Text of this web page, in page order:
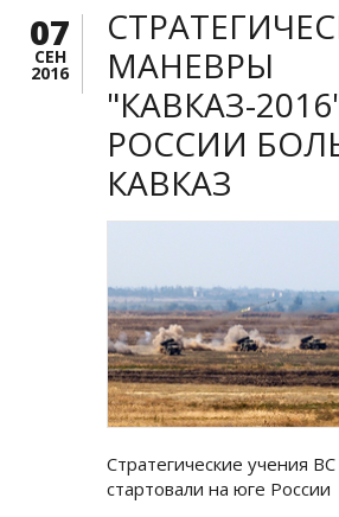
07
СЕН
2016
МАНЕВРЫ
"КАВКАЗ-
РОССИИ
КАВКАЗ
Стратегические учения
стартовали на юге России